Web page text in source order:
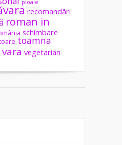
ploaie
recomandări
roman in
schimbare
toamna
vara vegetarian